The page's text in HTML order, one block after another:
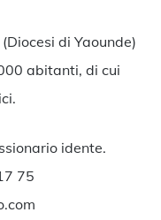
(Diocesi di Yaounde)
abitanti, di cui
idente.
75